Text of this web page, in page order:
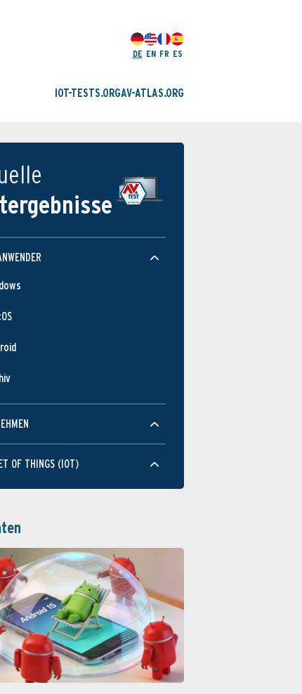
DE EN FR ES
IOT-TESTS.ORGAV-ATLAS.ORG
OF THINGS (IOT)